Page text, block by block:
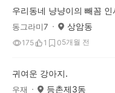
동그라미7 상암동
175 1 05개월 전
귀여운 강아지.
우재 등촌제3동